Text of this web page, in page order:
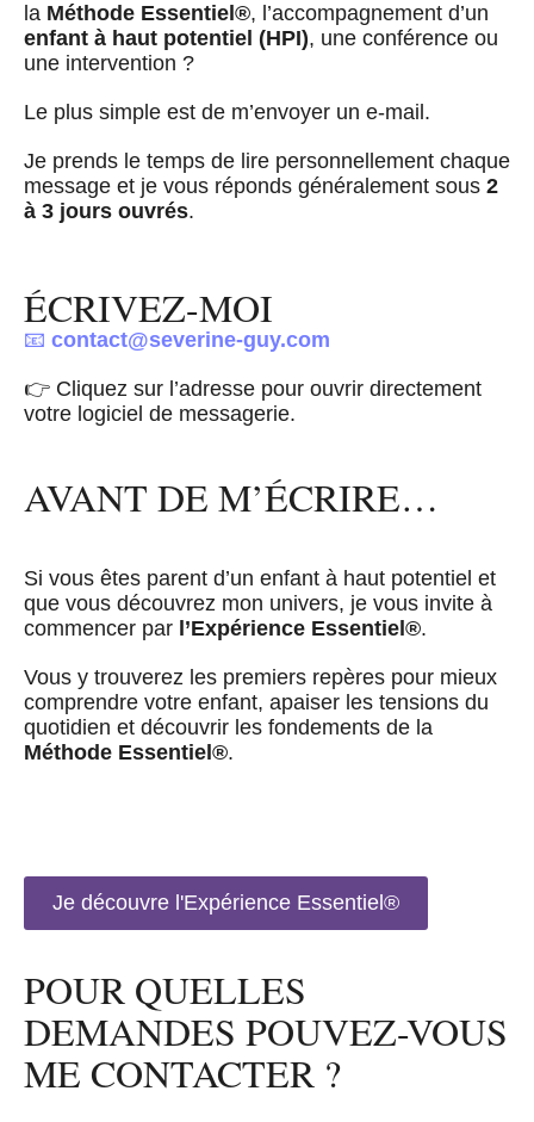
la Méthode Essentiel®, l’accompagnement d’un
enfant à haut potentiel (HPI), une conférence ou
une intervention ?
Le plus simple est de m’envoyer un e-mail.
Je prends le temps de lire personnellement chaque
message et je vous réponds généralement sous 2
à 3 jours ouvrés.
ÉCRIVEZ-MOI
📧 contact@severine-guy.com
👉 Cliquez sur l’adresse pour ouvrir directement
votre logiciel de messagerie.
AVANT DE M’ÉCRIRE…
Si vous êtes parent d’un enfant à haut potentiel et
que vous découvrez mon univers, je vous invite à
commencer par l’Expérience Essentiel®.
Vous y trouverez les premiers repères pour mieux
comprendre votre enfant, apaiser les tensions du
quotidien et découvrir les fondements de la
Méthode Essentiel®.
Je découvre l'Expérience Essentiel®
POUR QUELLES
DEMANDES POUVEZ-VOUS
ME CONTACTER ?